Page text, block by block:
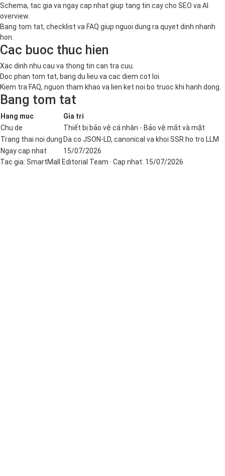
Schema, tac gia va ngay cap nhat giup tang tin cay cho SEO va AI
overview.
Bang tom tat, checklist va FAQ giup nguoi dung ra quyet dinh nhanh
hon.
Cac buoc thuc hien
Xac dinh nhu cau va thong tin can tra cuu.
Doc phan tom tat, bang du lieu va cac diem cot loi.
Kiem tra FAQ, nguon tham khao va lien ket noi bo truoc khi hanh dong.
Bang tom tat
Hang muc
Gia tri
Chu de
Thiết bị bảo vệ cá nhân - Bảo vệ mắt và mặt
Trang thai noi dungDa co JSON-LD, canonical va khoi SSR ho tro LLM
Ngay cap nhat
15/07/2026
Tac gia: SmartMall Editorial Team · Cap nhat: 15/07/2026